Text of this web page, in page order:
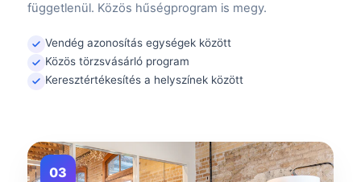
függetlenül. Közös hűségprogram is megy.
Vendég azonosítás egységek között
Közös törzsvásárló program
Keresztértékesítés a helyszínek között
03